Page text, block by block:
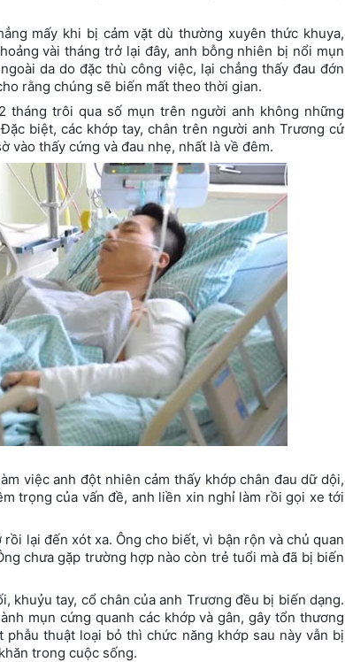
mấy khi bị cảm vặt dù thường xuyên thức khuya,
vài tháng trở lại đây, anh bỗng nhiên bị nổi mụn
da do đặc thù công việc, lại chẳng thấy đau đớn
rằng chúng sẽ biến mất theo thời gian.
tháng trôi qua số mụn trên người anh không những
biệt, các khớp tay, chân trên người anh Trương cứ
vào thấy cứng và đau nhẹ, nhất là về đêm.
việc anh đột nhiên cảm thấy khớp chân đau dữ dội,
trọng của vấn đề, anh liền xin nghỉ làm rồi gọi xe tới
lại đến xót xa. Ông cho biết, vì bận rộn và chủ quan
chưa gặp trường hợp nào còn trẻ tuổi mà đã bị biến
khuỷu tay, cổ chân của anh Trương đều bị biến dạng.
mụn cứng quanh các khớp và gân, gây tổn thương
thuật loại bỏ thì chức năng khớp sau này vẫn bị
trong cuộc sống.